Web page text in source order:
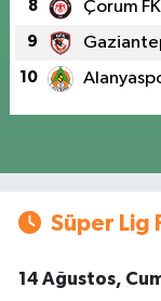
8 Çorum FK
9
10
Süper Lig
14 Ağustos,